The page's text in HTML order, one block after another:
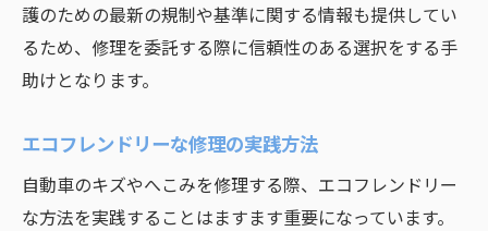
護のための最新の規制や基準に関する情報も提供してい
るため、修理を委託する際に信頼性のある選択をする手
助けとなります。
エコフレンドリーな修理の実践方法
自動車のキズやへこみを修理する際、エコフレンドリー
な方法を実践することはますます重要になっています。